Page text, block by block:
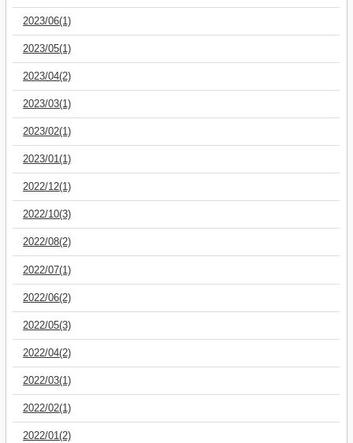
2023/06(1)
2023/05(1)
2023/04(2)
2023/03(1)
2023/02(1)
2023/01(1)
2022/12(1)
2022/10(3)
2022/08(2)
2022/07(1)
2022/06(2)
2022/05(3)
2022/04(2)
2022/03(1)
2022/02(1)
2022/01(2)